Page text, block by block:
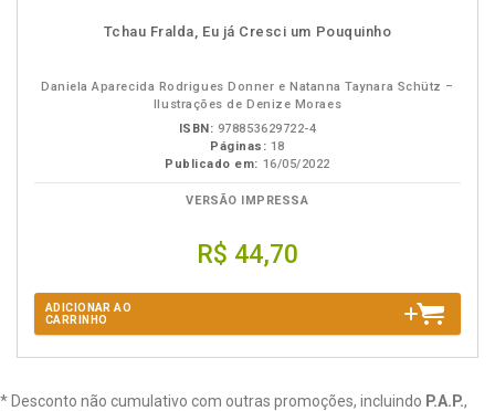
Tchau Fralda, Eu já Cresci um Pouquinho
Daniela Aparecida Rodrigues Donner e Natanna Taynara Schütz –
Ilustrações de Denize Moraes
ISBN: 978853629722-4
Páginas: 18
Publicado em: 16/05/2022
VERSÃO IMPRESSA
R$ 44,70
ADICIONAR AO
CARRINHO
* Desconto não cumulativo com outras promoções, incluindo P.A.P.,